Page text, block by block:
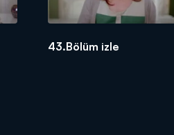
43.Bölüm izle